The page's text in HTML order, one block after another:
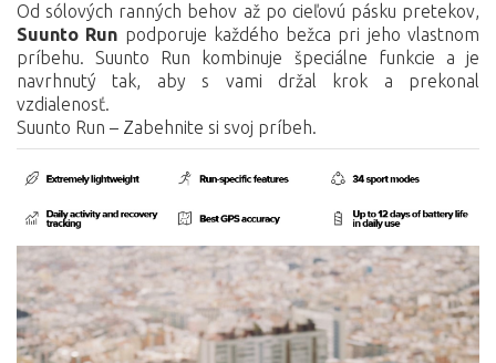
Od sólových ranných behov až po cieľovú pásku pretekov,
Suunto Run podporuje každého bežca pri jeho vlastnom
príbehu. Suunto Run kombinuje špeciálne funkcie a je
navrhnutý tak, aby s vami držal krok a prekonal
vzdialenosť.
Suunto Run – Zabehnite si svoj príbeh.